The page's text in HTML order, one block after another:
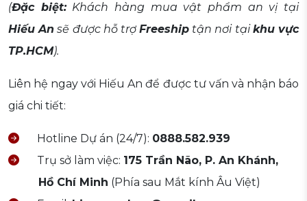
(Đặc biệt:Khách hàng mua vật phẩm an vị tại
Hiếu An sẽ được hỗ trợFreeship tận nơi tạikhu vực
TP.HCM).
Liên hệ ngay với Hiếu An để được tư vấn và nhận báo
giá chi tiết:
Hotline Dự án (24/7): 0888.582.939
Trụ sở làm việc: 175 Trần Não, P. An Khánh,
Hồ Chí Minh (Phía sau Mắt kính Âu Việt)